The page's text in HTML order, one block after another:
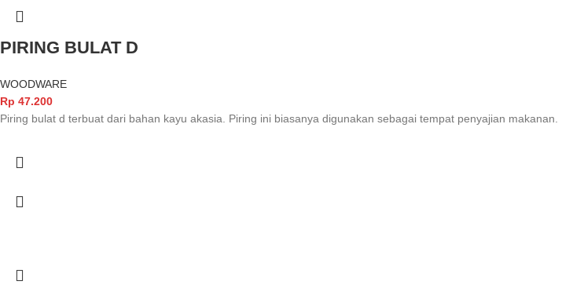
PIRING BULAT D
WOODWARE
Rp 47.200
Piring bulat d terbuat dari bahan kayu akasia. Piring ini biasanya digunakan sebagai tempat penyajian makanan.